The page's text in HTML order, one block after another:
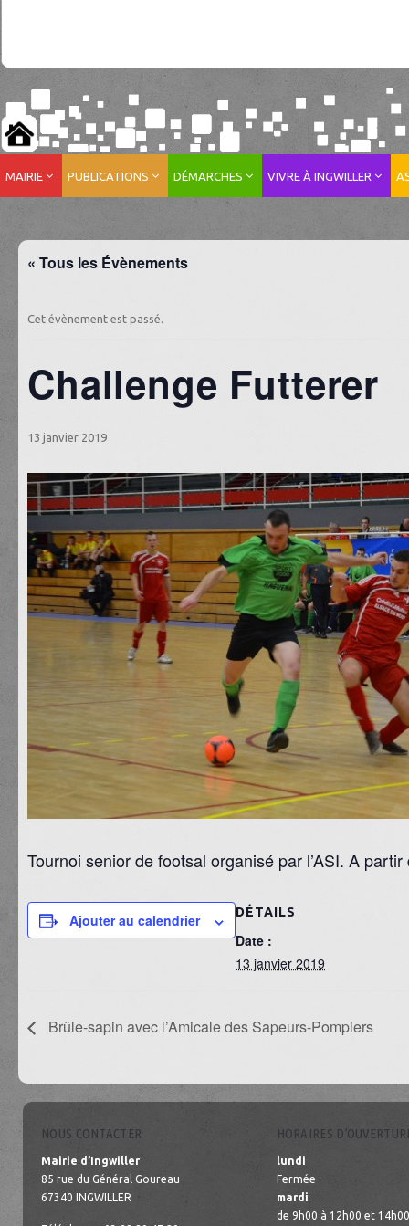
MAIRIE PUBLICATIONS DÉMARCHES VIVRE À INGWILLER
« Tous les Évènements
Cet évènement est passé.
Challenge Futterer
13 janvier 2019
Tournoi senior de footsal organisé par l’ASI. A
Ajouter au calendrier DÉTAILS
Date :
13 janvier 2019
Brûle-sapin avec l’Amicale des Sapeurs-Pompiers
NOUS CONTACTER
Mairie d’Ingwiller
85 rue du Général Goureau
67340 INGWILLER
HORAIRES
lundi
Fermée
mardi
de 9h00 à 12h00 et